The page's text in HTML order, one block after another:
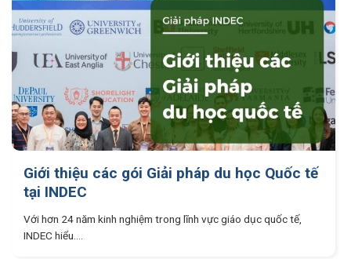
Giới thiệu các gói Giải pháp du học Quốc tế
tại INDEC
Với hơn 24 năm kinh nghiệm trong lĩnh vực giáo dục quốc tế,
INDEC hiểu....